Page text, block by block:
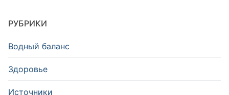
РУБРИКИ
Водный баланс
Здоровье
Источники